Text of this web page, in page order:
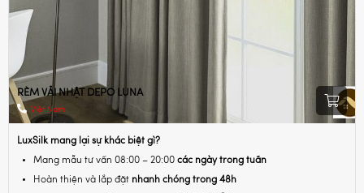
RÈM VẢI NHẬT DEPO LUNA
Việt Nam
LuxSilk mang lại sự khác biệt gì?
Mang mẫu tư vấn 08:00 – 20:00 các ngày trong tuần
Hoàn thiện và lắp đặt nhanh chóng trong 48h